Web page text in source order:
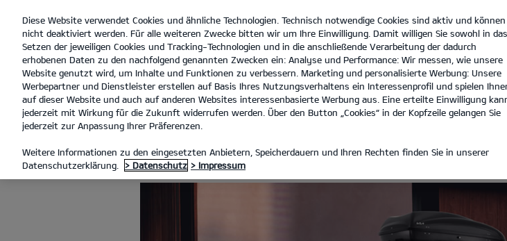
open
menu
ath - Autohaus Temiz & Hocke GmbH
KIA ZUBEHÖR
KIA ZUBEHÖR
Diese Website verwendet Cookies und ähnliche Technologien. Technisch notwendige Cookies sind aktiv und können
nicht deaktiviert werden. Für alle weiteren Zwecke bitten wir um Ihre Einwilligung. Damit willigen Sie sowohl in das
Setzen der jeweiligen Cookies und Tracking-Technologien und in die anschließende Verarbeitung der dadurch
erhobenen Daten zu den nachfolgend genannten Zwecken ein: Analyse und Performance: Wir messen, wie unsere
Website genutzt wird, um Inhalte und Funktionen zu verbessern. Marketing und personalisierte Werbung: Unsere
Werbepartner und Dienstleister erstellen auf Basis Ihres Nutzungsverhaltens ein Interessenprofil und spielen
auf dieser Website und auch auf anderen Websites interessenbasierte Werbung aus. Eine erteilte Einwilligung
jederzeit mit Wirkung für die Zukunft widerrufen werden. Über den Button „Cookies“ in der Kopfzeile gelangen Sie
jederzeit zur Anpassung Ihrer Präferenzen.
Weitere Informationen zu den eingesetzten Anbietern, Speicherdauern und Ihren Rechten finden Sie in unserer
Datenschutzerklärung.
> Datenschutz > Impressum